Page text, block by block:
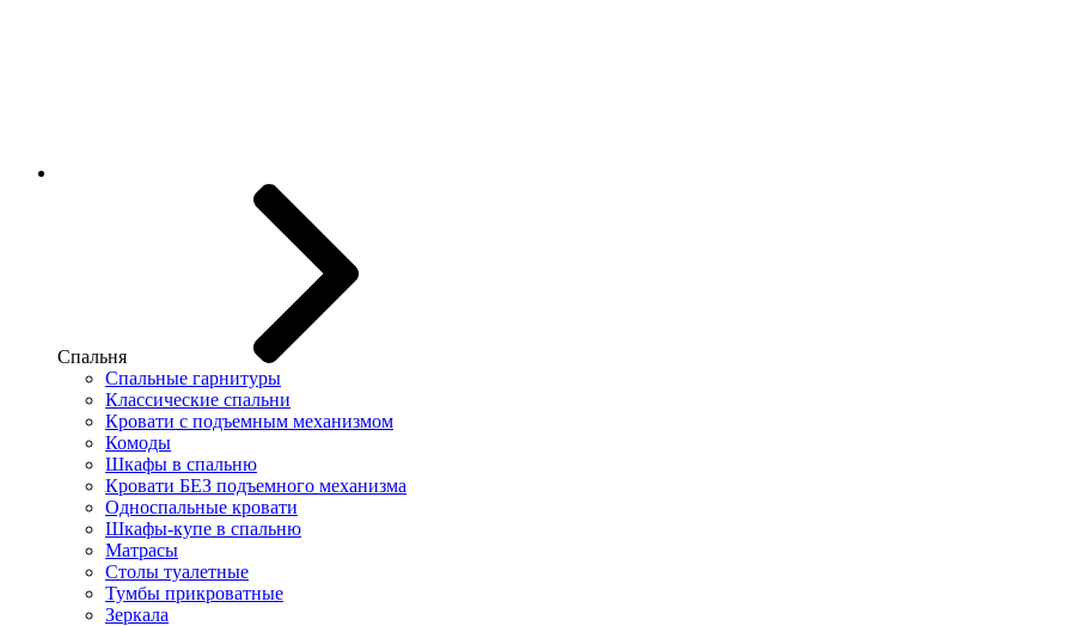
Спальня
Спальные гарнитуры
Классические спальни
Кровати с подъемным механизмом
Комоды
Шкафы в спальню
Кровати БЕЗ подъемного механизма
Односпальные кровати
Шкафы-купе в спальню
Матрасы
Столы туалетные
Тумбы прикроватные
Зеркала